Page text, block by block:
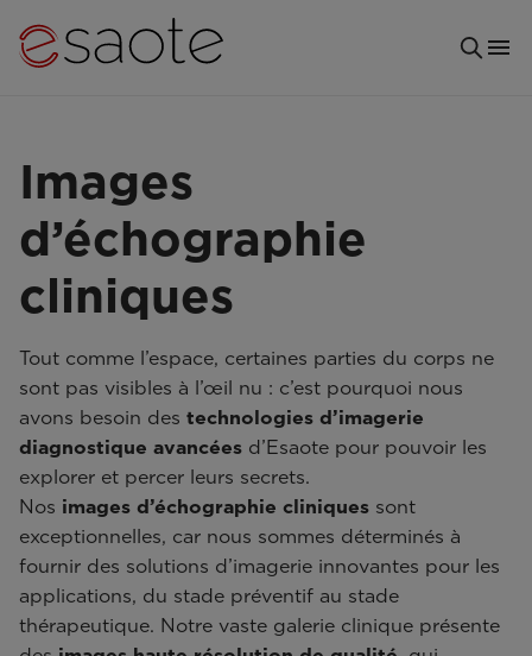
Images
d’échographie
cliniques
Tout comme l’espace, certaines parties du corps ne
sont pas visibles à l’œil nu : c’est pourquoi nous
avons besoin des technologies d’imagerie
diagnostique avancées d’Esaote pour pouvoir les
explorer et percer leurs secrets.
Nos images d’échographie cliniques sont
exceptionnelles, car nous sommes déterminés à
fournir des solutions d’imagerie innovantes pour les
applications, du stade préventif au stade
thérapeutique. Notre vaste galerie clinique présente